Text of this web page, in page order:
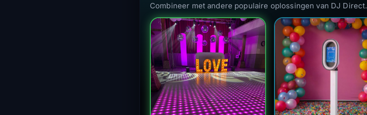
Combineer met andere populaire oplossingen van DJ Direct.